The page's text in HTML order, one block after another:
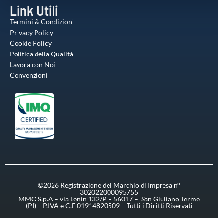
Link Utili
Termini & Condizioni
Privacy Policy
Cookie Policy
Politica della Qualitá
Lavora con Noi
Convenzioni
©2026 Registrazione del Marchio di Impresa n°
302022000095755
MMO S.p.A – via Lenin 132/P – 56017 – San Giuliano Terme
(PI) – P.IVA e C.F 01914820509 – Tutti i Diritti Riservati